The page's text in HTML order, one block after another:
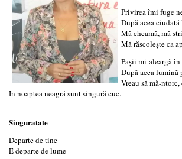
Privirea îmi fuge
După acea
Mă cheamă, mă
Mă răscoleşte ca
Paşii mi-aleargă în
După acea lumină
Vreau să mă-
În noaptea neagră sunt singură cuc.
Singuratate
Departe de tine
E departe de lume